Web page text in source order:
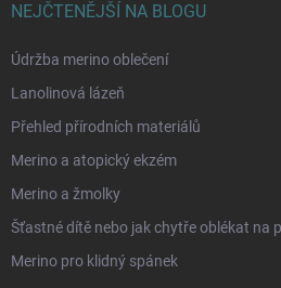
NEJČTENĚJŠÍ NA BLOGU
Údržba merino oblečení
Lanolinová lázeň
Přehled přírodních materiálů
Merino a atopický ekzém
Merino a žmolky
Šťastné dítě nebo jak chytře oblékat na
Merino pro klidný spánek